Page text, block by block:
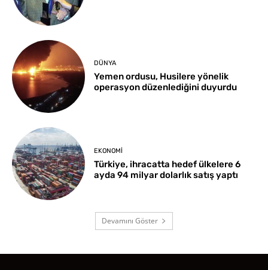
DÜNYA
Yemen ordusu, Husilere yönelik
operasyon düzenlediğini duyurdu
EKONOMI
Türkiye, ihracatta hedef ülkelere 6
ayda 94 milyar dolarlık satış yaptı
Devamını Göster